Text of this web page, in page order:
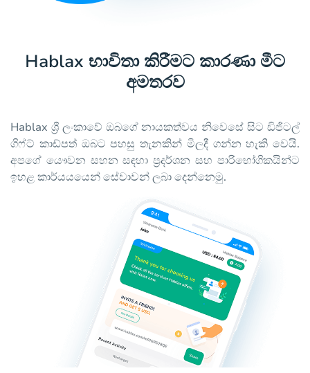
Hablax භාවිතා කිරීමට කාරණා මීට
අමතරව
Hablax ශ්‍රී ලංකාවේ ඔබගේ නායකත්වය නිවෙසේ සිට ඩිජිටල්
ගිෆ්ට් කාඩ්පත් ඔබට පහසු තැනකින් මිලදී ගන්න හැකි වෙයි.
අපගේ යෞවන සහන සඳහා ප්‍රදර්ශන සහ පාරිභෝගිකයින්ට
ඉහළ කාර්යයයෙන් සේවාවන් ලබා දෙන්නෙමු.